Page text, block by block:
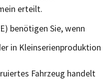
erteilt.
benötigen Sie, wenn
in Kleinserienproduktion
Fahrzeug handelt